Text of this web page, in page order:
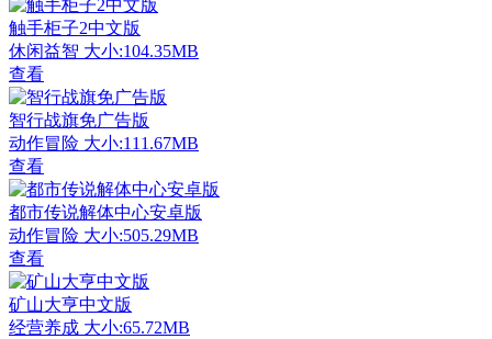
触手柜子2中文版
休闲益智 大小:104.35MB
查看
智行战旗免广告版
动作冒险 大小:111.67MB
查看
都市传说解体中心安卓版
动作冒险 大小:505.29MB
查看
矿山大亨中文版
经营养成 大小:65.72MB